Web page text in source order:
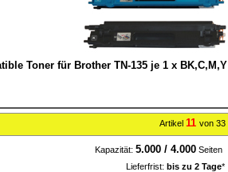
Toner für Brother TN-135 je 1 x BK,C,M,Y
Artikel 11 von 33
Kapazität: 5.000 / 4.000 Seiten
Lieferfrist: bis zu 2 Tage*